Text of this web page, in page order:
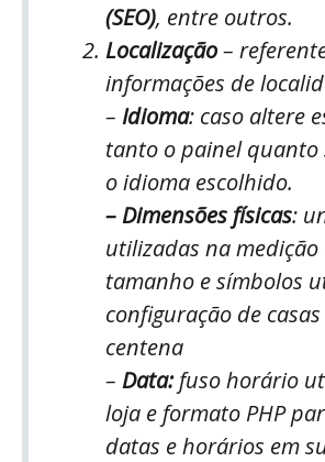
(SEO), entre outros.
Localização–
informações de
– Idioma: caso altere
tanto o painel quanto
o idioma escolhido.
– Dimensões físicas:
utilizadas na medição
tamanho e símbolos
configuração de
centena
– Data:fuso horário
loja e formato PHP
datas e horários em